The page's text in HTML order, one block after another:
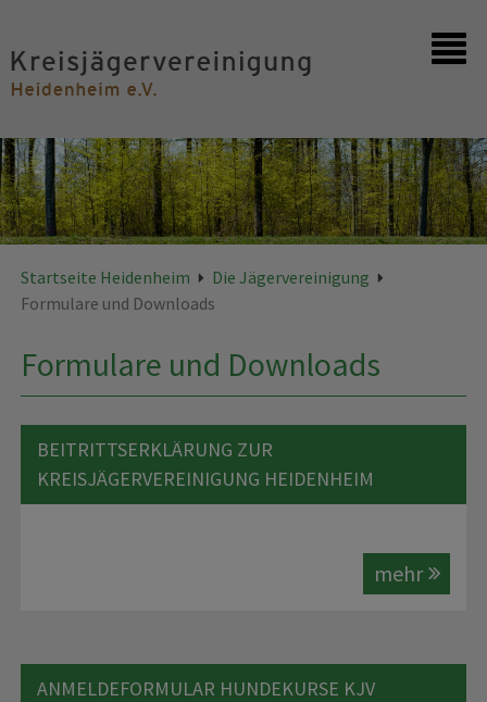
Kontakt
Startseite Heidenheim
Die Jägervereinigung
Formulare und Downloads
Formulare und Downloads
BEITRITTSERKLÄRUNG ZUR
KREISJÄGERVEREINIGUNG HEIDENHEIM
mehr
ANMELDEFORMULAR HUNDEKURSE KJV